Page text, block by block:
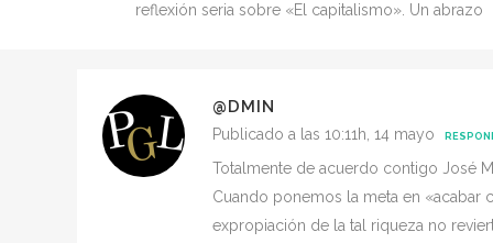
reflexión seria sobre «El capitalismo». Un abrazo
@DMIN
Publicado a las 10:11h, 14 mayo
Totalmente de acuerdo contigo José
Cuando ponemos la meta en «acabar
expropiación de la tal riqueza no